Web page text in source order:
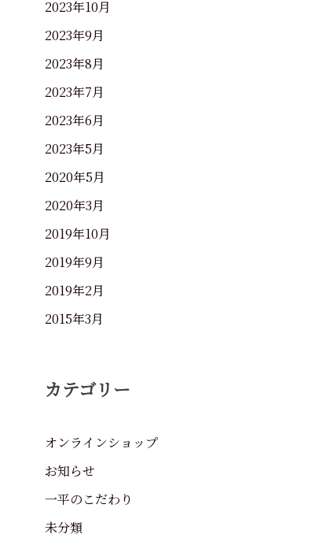
2023年10月
2023年9月
2023年8月
2023年7月
2023年6月
2023年5月
2020年5月
2020年3月
2019年10月
2019年9月
2019年2月
2015年3月
カテゴリー
オンラインショップ
お知らせ
一平のこだわり
未分類